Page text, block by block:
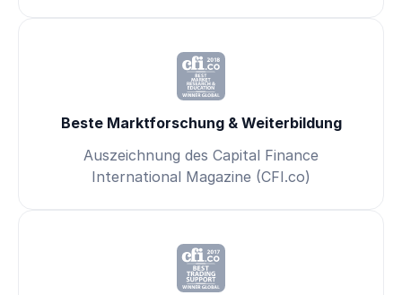
Beste Marktforschung & Weiterbildung
Auszeichnung des Capital Finance
International Magazine (CFI.co)